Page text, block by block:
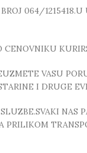
064/
VASU
I DRUGE
NAS